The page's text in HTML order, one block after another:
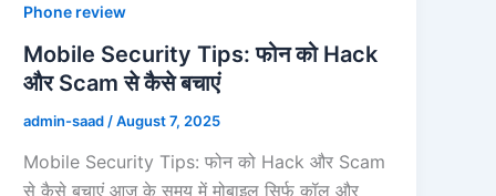
Phone review
Mobile Security Tips: फोन को Hack
और Scam से कैसे बचाएं
admin-saad /August 7, 2025
Mobile Security Tips: फोन को Hack और Scam
से कैसे बचाएं आज के समय में मोबाइल सिर्फ कॉल और